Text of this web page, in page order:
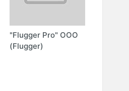
"Flugger Pro" ООО
(Flugger)